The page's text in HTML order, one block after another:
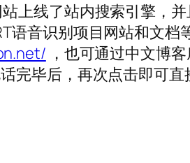
上线了站内搜索引擎，
语音识别项目网站和文
，也可通过中文博
完毕后，再次点击即可